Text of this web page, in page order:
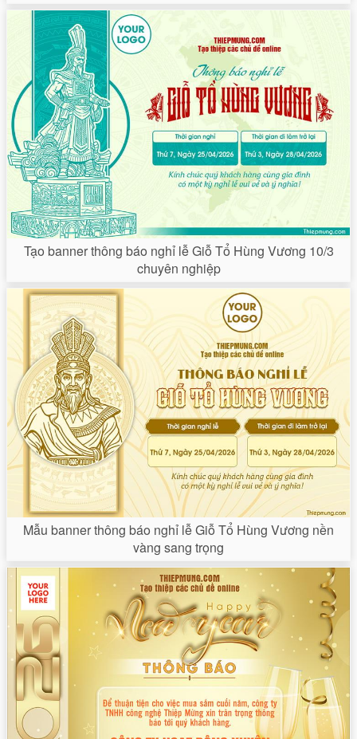
Tạo banner thông báo nghỉ lễ Giỗ Tổ Hùng Vương 10/3
chuyên nghiệp
Mẫu banner thông báo nghỉ lễ Giỗ Tổ Hùng Vương nền
vàng sang trọng